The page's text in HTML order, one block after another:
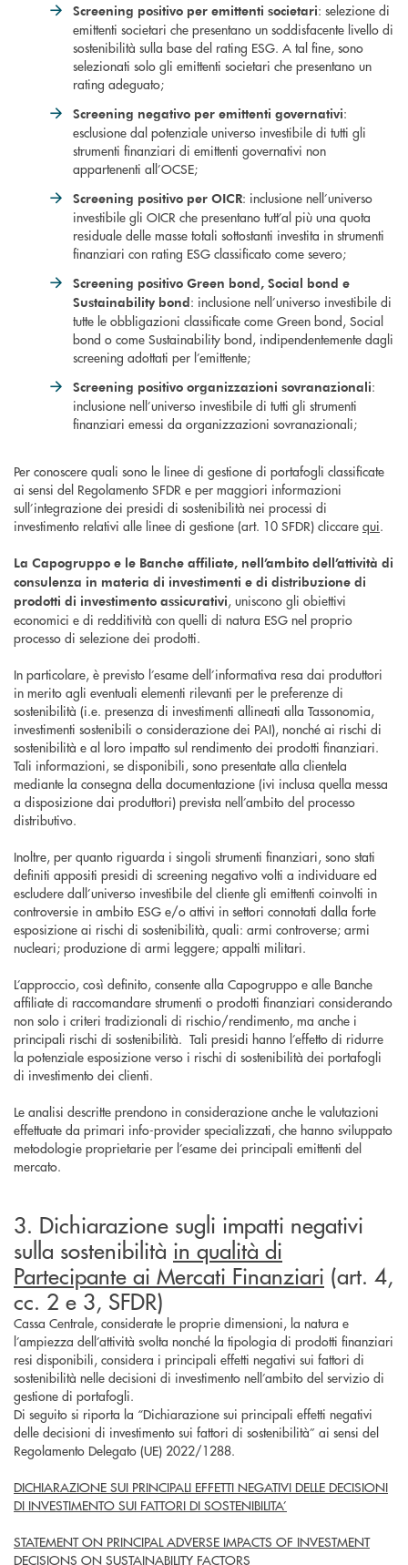
Screening positivo per emittenti societari: selezione di
emittenti societari che presentano un soddisfacente livello di
sostenibilità sulla base del rating ESG. A tal fine, sono
selezionati solo gli emittenti societari che presentano un
rating adeguato;
Screening negativo per emittenti governativi:
esclusione dal potenziale universo investibile di tutti gli
strumenti finanziari di emittenti governativi non
appartenenti all’OCSE;
Screening positivo per OICR: inclusione nell’universo
investibile gli OICR che presentano tutt’al più una quota
residuale delle masse totali sottostanti investita in strumenti
finanziari con rating ESG classificato come severo;
Screening positivo Green bond, Social bond e
Sustainability bond: inclusione nell’universo investibile di
tutte le obbligazioni classificate come Green bond, Social
bond o come Sustainability bond, indipendentemente dagli
screening adottati per l’emittente;
Screening positivo organizzazioni sovranazionali:
inclusione nell’universo investibile di tutti gli strumenti
finanziari emessi da organizzazioni sovranazionali;
Per conoscere quali sono le linee di gestione di portafogli classificate
ai sensi del Regolamento SFDR e per maggiori informazioni
sull’integrazione dei presidi di sostenibilità nei processi di
investimento relativi alle linee di gestione (art. 10 SFDR) cliccare qui.
La Capogruppo e le Banche affiliate, nell’ambito dell’attività di
consulenza in materia di investimenti e di distribuzione di
prodotti di investimento assicurativi, uniscono gli obiettivi
economici e di redditività con quelli di natura ESG nel proprio
processo di selezione dei prodotti.
In particolare, è previsto l’esame dell’informativa resa dai produttori
in merito agli eventuali elementi rilevanti per le preferenze di
sostenibilità (i.e. presenza di investimenti allineati alla Tassonomia,
investimenti sostenibili o considerazione dei PAI), nonché ai rischi di
sostenibilità e al loro impatto sul rendimento dei prodotti finanziari.
Tali informazioni, se disponibili, sono presentate alla clientela
mediante la consegna della documentazione (ivi inclusa quella messa
a disposizione dai produttori) prevista nell’ambito del processo
distributivo.
Inoltre, per quanto riguarda i singoli strumenti finanziari, sono stati
definiti appositi presidi di screening negativo volti a individuare ed
escludere dall’universo investibile del cliente gli emittenti coinvolti in
controversie in ambito ESG e/o attivi in settori connotati dalla forte
esposizione ai rischi di sostenibilità, quali: armi controverse; armi
nucleari; produzione di armi leggere; appalti militari.
L’approccio, così definito, consente alla Capogruppo e alle Banche
affiliate di raccomandare strumenti o prodotti finanziari considerando
non solo i criteri tradizionali di rischio/rendimento, ma anche i
principali rischi di sostenibilità. Tali presidi hanno l’effetto di ridurre
la potenziale esposizione verso i rischi di sostenibilità dei portafogli
di investimento dei clienti.
Le analisi descritte prendono in considerazione anche le valutazioni
effettuate da primari info-provider specializzati, che hanno sviluppato
metodologie proprietarie per l’esame dei principali emittenti del
mercato.
3. Dichiarazione sugli impatti negativi
sulla sostenibilità in qualità di
Partecipante ai Mercati Finanziari (art. 4,
cc. 2 e 3, SFDR)
Cassa Centrale, considerate le proprie dimensioni, la natura e
l’ampiezza dell’attività svolta nonché la tipologia di prodotti finanziari
resi disponibili, considera i principali effetti negativi sui fattori di
sostenibilità nelle decisioni di investimento nell’ambito del servizio di
gestione di portafogli.
Di seguito si riporta la “Dichiarazione sui principali effetti negativi
delle decisioni di investimento sui fattori di sostenibilità” ai sensi del
Regolamento Delegato (UE) 2022/1288.
DICHIARAZIONE SUI PRINCIPALI EFFETTI NEGATIVI DELLE DECISIONI
DI INVESTIMENTO SUI FATTORI DI SOSTENIBILITA’
STATEMENT ON PRINCIPAL ADVERSE IMPACTS OF INVESTMENT
DECISIONS ON SUSTAINABILITY FACTORS